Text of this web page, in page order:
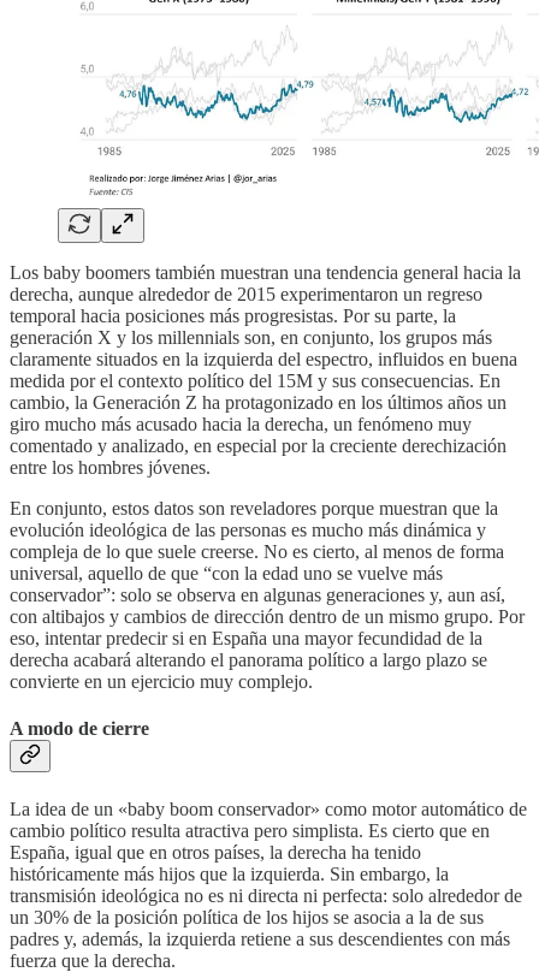
Los baby boomers también muestran una tendencia general hacia la
derecha, aunque alrededor de 2015 experimentaron un regreso
temporal hacia posiciones más progresistas. Por su parte, la
generación X y los millennials son, en conjunto, los grupos más
claramente situados en la izquierda del espectro, influidos en buena
medida por el contexto político del 15M y sus consecuencias. En
cambio, la Generación Z ha protagonizado en los últimos años un
giro mucho más acusado hacia la derecha, un fenómeno muy
comentado y analizado, en especial por la creciente derechización
entre los hombres jóvenes.
En conjunto, estos datos son reveladores porque muestran que la
evolución ideológica de las personas es mucho más dinámica y
compleja de lo que suele creerse. No es cierto, al menos de forma
universal, aquello de que “con la edad uno se vuelve más
conservador”: solo se observa en algunas generaciones y, aun así,
con altibajos y cambios de dirección dentro de un mismo grupo. Por
eso, intentar predecir si en España una mayor fecundidad de la
derecha acabará alterando el panorama político a largo plazo se
convierte en un ejercicio muy complejo.
A modo de cierre
La idea de un «baby boom conservador» como motor automático de
cambio político resulta atractiva pero simplista. Es cierto que en
España, igual que en otros países, la derecha ha tenido
históricamente más hijos que la izquierda. Sin embargo, la
transmisión ideológica no es ni directa ni perfecta: solo alrededor de
un 30% de la posición política de los hijos se asocia a la de sus
padres y, además, la izquierda retiene a sus descendientes con más
fuerza que la derecha.